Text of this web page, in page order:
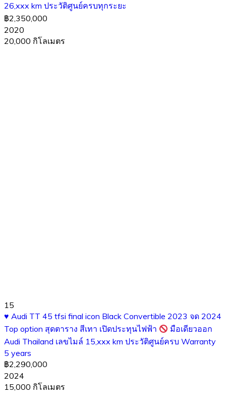
26,xxx km ประวัติศูนย์ครบทุกระยะ
฿2,350,000
2020
20,000 กิโลเมตร
15
♥️ Audi TT 45 tfsi final icon Black Convertible 2023 จด 2024
Top option สุดตาราง สีเทา เปิดประทุนไฟฟ้า
มือเดียวออก
Audi Thailand เลขไมล์ 15,xxx km ประวัติศูนย์ครบ Warranty
5 years
฿2,290,000
2024
15,000 กิโลเมตร